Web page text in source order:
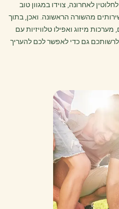
לאחרונה, צוידו במגוון טוב
מהשורה הראשונה. ואכן, בתוך
מיזוג ואפילו טלוויזיות עם
גם כדי לאפשר לכם להעריך